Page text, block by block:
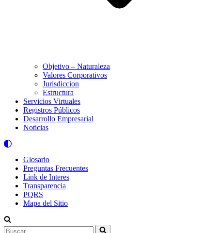
Objetivo – Naturaleza
Valores Corporativos
Jurisdiccion
Estructura
Servicios Virtuales
Registros Públicos
Desarrollo Empresarial
Noticias
Glosario
Preguntas Frecuentes
Link de Interes
Transparencia
PQRS
Mapa del Sitio
Buscar...